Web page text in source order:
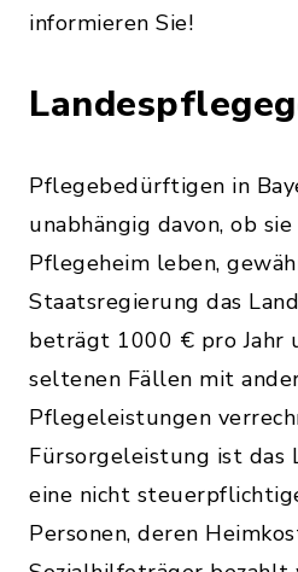
informieren Sie!
Pflegebedürftigen in
unabhängig davon, ob
Pflegeheim leben,
Staatsregierung das
beträgt 1000 € pro Jahr
seltenen Fällen mit
Pflegeleistungen
Fürsorgeleistung ist das
eine nicht
Personen, deren